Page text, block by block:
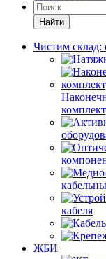
Найти
Чистим склад:
кабеля
ЖБИ